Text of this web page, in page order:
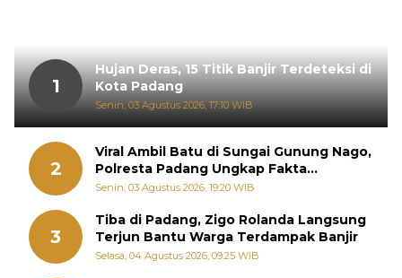
1
Hujan Deras, 15 Titik Banjir Terdeteksi di
Kota Padang
Senin, 03 Agustus 2026, 17:10 WIB
2
Viral Ambil Batu di Sungai Gunung Nago,
Polresta Padang Ungkap Fakta
Sebenarnya
Senin, 03 Agustus 2026, 19:20 WIB
3
Tiba di Padang, Zigo Rolanda Langsung
Terjun Bantu Warga Terdampak Banjir
Selasa, 04 Agustus 2026, 09:25 WIB